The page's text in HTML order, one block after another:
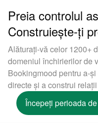
Preia controlul
Construiește-ți
Alăturați-vă celor 1200+
domeniul închirierilor de
Bookingmood pentru a-
directe și a construi
Începeți perioada